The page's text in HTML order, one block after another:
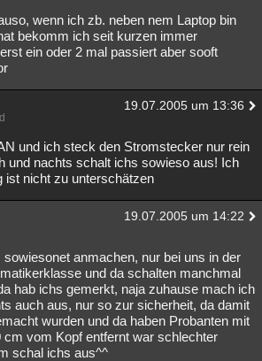
wenn ich zb. neben nem Laptop bin
bekomm ich seit kurzen immer
ein oder 2 mal passiert aber sooft
19.07.2005 um 13:36
und ich steck den Stromstecker nur rein
und nachts schalt ichs sowieso aus! Ich
ist nicht zu unterschätzen
19.07.2005 um 14:22
anmachen, nur bei uns in der
und da schalten manchmal
hab ichs gemerkt, naja zuhause mach ich
auch aus, nur so zur sicherheit, da damit
wurden und da haben Probanten mit
vom Kopf entfernt war schlechter
schal ichs aus^^